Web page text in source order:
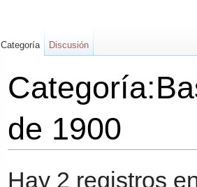
de 1900
Hay 2 registros
Categoría Discusión